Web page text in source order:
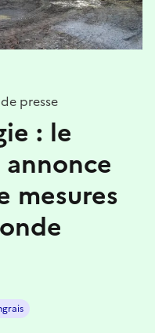
presse
: le
mesures